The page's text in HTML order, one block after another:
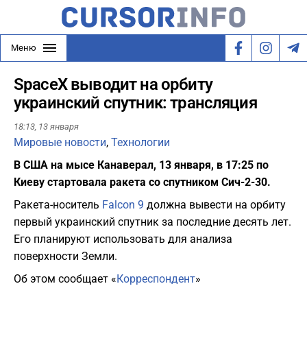
Меню
SpaceX выводит на орбиту
украинский спутник: трансляция
18:13, 13 января
Мировые новости, Технологии
В США на мысе Канаверал, 13 января, в 17:25 по
Киеву стартовала ракета со спутником Сич-2-30.
Ракета-носитель Falcon 9 должна вывести на орбиту
первый украинский спутник за последние десять лет.
Его планируют использовать для анализа
поверхности Земли.
Об этом сообщает « Корреспондент»